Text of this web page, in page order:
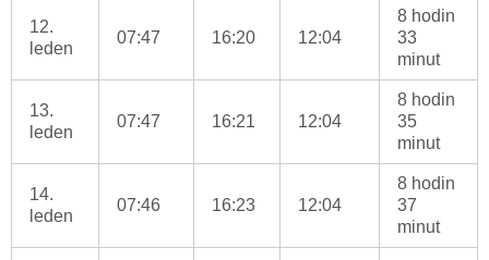
12.
leden
07:47 16:20 12:04
8 hodin
33
minut
13.
leden
07:47 16:21 12:04
8 hodin
35
minut
14.
leden
07:46 16:23 12:04
8 hodin
37
minut